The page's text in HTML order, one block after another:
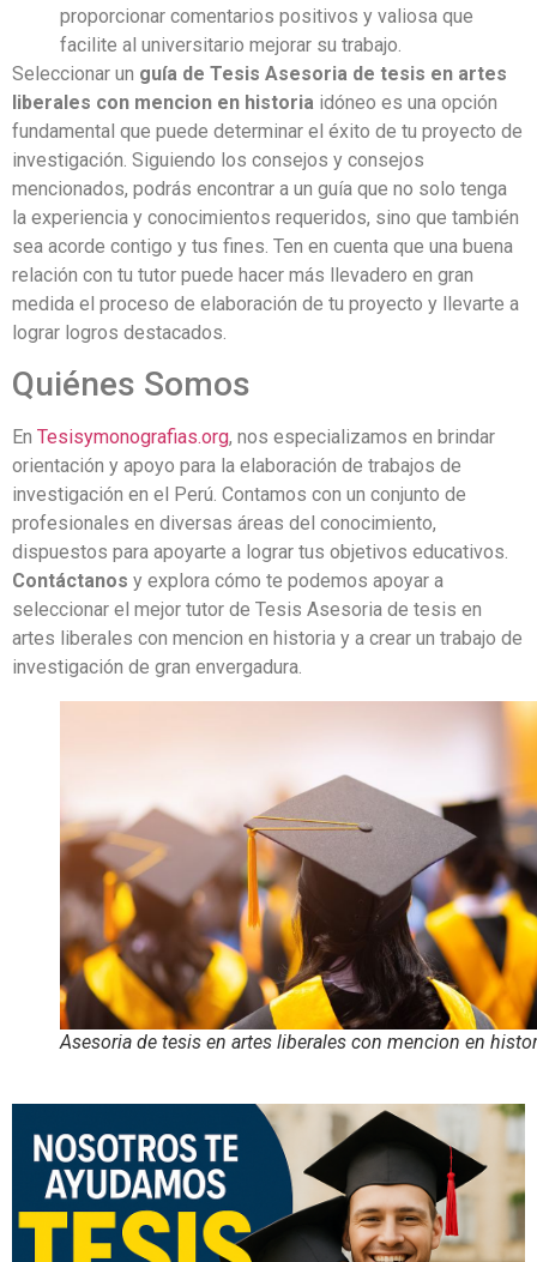
proporcionar comentarios positivos y valiosa que
facilite al universitario mejorar su trabajo.
Seleccionar un guía de Tesis Asesoria de tesis en artes
liberales con mencion en historia idóneo es una opción
fundamental que puede determinar el éxito de tu proyecto de
investigación. Siguiendo los consejos y consejos
mencionados, podrás encontrar a un guía que no solo tenga
la experiencia y conocimientos requeridos, sino que también
sea acorde contigo y tus fines. Ten en cuenta que una buena
relación con tu tutor puede hacer más llevadero en gran
medida el proceso de elaboración de tu proyecto y llevarte a
lograr logros destacados.
Quiénes Somos
En Tesisymonografias.org, nos especializamos en brindar
orientación y apoyo para la elaboración de trabajos de
investigación en el Perú. Contamos con un conjunto de
profesionales en diversas áreas del conocimiento,
dispuestos para apoyarte a lograr tus objetivos educativos.
Contáctanos y explora cómo te podemos apoyar a
seleccionar el mejor tutor de Tesis Asesoria de tesis en
artes liberales con mencion en historia y a crear un trabajo de
investigación de gran envergadura.
Asesoria de tesis en artes liberales con mencion en